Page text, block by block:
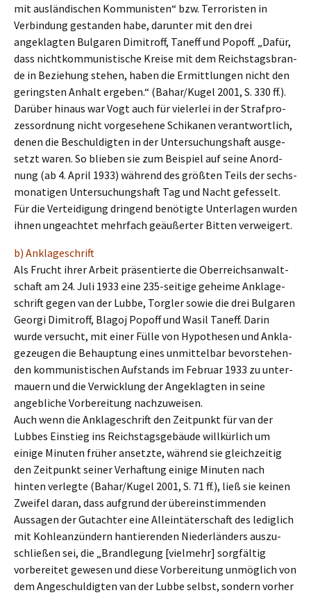
mit auslän­di­schen Kommu­nis­ten“ bzw. Terro­ris­ten in
Verbin­dung gestan­den habe, darun­ter mit den drei
angeklag­ten Bulga­ren Dimitroff, Taneff und Popoff. „Dafür,
dass nicht­kom­mu­nis­ti­sche Kreise mit dem Reichs­tags­bran­
de in Bezie­hung stehen, haben die Ermitt­lun­gen nicht den
gerings­ten Anhalt ergeben.“ (Bahar/Kugel 2001, S. 330 ff.).
Darüber hinaus war Vogt auch für vieler­lei in der Straf­pro­
zess­ord­nung nicht vorge­se­he­ne Schika­nen verant­wort­lich,
denen die Beschul­dig­ten in der Unter­su­chungs­haft ausge­
setzt waren. So blieben sie zum Beispiel auf seine Anord­
nung (ab 4. April 1933) während des größten Teils der sechs­
mo­na­ti­gen Unter­su­chungs­haft Tag und Nacht gefes­selt.
Für die Vertei­di­gung dringend benötig­te Unter­la­gen wurden
ihnen ungeach­tet mehrfach geäußer­ter Bitten verweigert.
b) Ankla­ge­schrift
Als Frucht ihrer Arbeit präsen­tier­te die Oberreichs­an­walt­
schaft am 24. Juli 1933 eine 235-seiti­ge gehei­me Ankla­ge­
schrift gegen van der Lubbe, Torgler sowie die drei Bulga­ren
Georgi Dimitroff, Blagoj Popoff und Wasil Taneff. Darin
wurde versucht, mit einer Fülle von Hypothe­sen und Ankla­
ge­zeu­gen die Behaup­tung eines unmit­tel­bar bevor­ste­hen­
den kommu­nis­ti­schen Aufstands im Febru­ar 1933 zu unter­
mau­ern und die Verwick­lung der Angeklag­ten in seine
angeb­li­che Vorbe­rei­tung nachzuweisen.
Auch wenn die Ankla­ge­schrift den Zeitpunkt für van der
Lubbes Einstieg ins Reichs­tags­ge­bäu­de willkür­lich um
einige Minuten früher ansetz­te, während sie gleich­zei­tig
den Zeitpunkt seiner Verhaf­tung einige Minuten nach
hinten verleg­te (Bahar/Kugel 2001, S. 71 ff.), ließ sie keinen
Zweifel daran, dass aufgrund der überein­stim­men­den
Aussa­gen der Gutach­ter eine Allein­tä­ter­schaft des ledig­lich
mit Kohle­an­zün­dern hantie­ren­den Nieder­län­ders auszu­
schlie­ßen sei, die „Brand­le­gung [vielmehr] sorgfäl­tig
vorbe­rei­tet gewesen und diese Vorbe­rei­tung unmög­lich von
dem Angeschul­dig­ten van der Lubbe selbst, sondern vorher